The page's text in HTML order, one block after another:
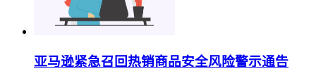
亚马逊紧急召回热销商品安全风险警示通告